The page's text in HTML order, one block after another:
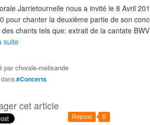
Jarrietournelle nous a invité le 8 Avril
pour chanter la deuxième partie de son
chants tels que: extrait de la cantate
suite
parchorale-melisande
dans#Concerts
cet article
Repost 0